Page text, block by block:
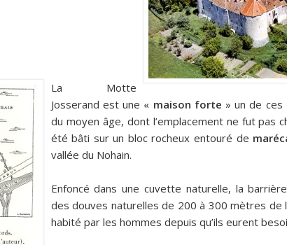
La Motte
Josserand est une « maison forte » un de ces
du moyen âge, dont l’emplacement ne fut pas
été bâti sur un bloc rocheux entouré de
vallée du Nohain.
Enfoncé dans une cuvette naturelle, la
des douves naturelles de 200 à 300 mètres de
habité par les hommes depuis qu’ils eurent